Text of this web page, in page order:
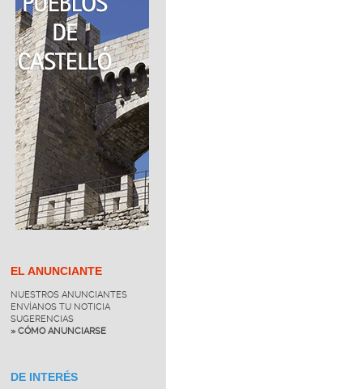
EL ANUNCIANTE
NUESTROS ANUNCIANTES
ENVÍANOS TU NOTICIA
SUGERENCIAS
» CÓMO ANUNCIARSE
DE INTERÉS